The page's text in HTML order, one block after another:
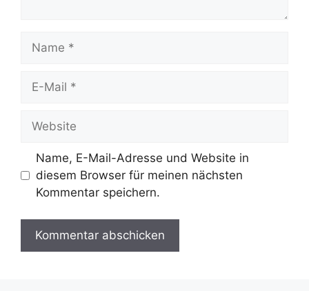
Name
Website
Name, E-Mail-Adresse und Website in
diesem Browser für meinen nächsten
Kommentar speichern.